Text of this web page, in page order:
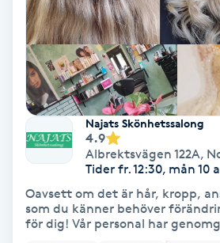
Pedikyr
Pensionärklippning
Permanent
Permanent hårborttagning
Permanent ögonbrynsmakeup
Personal shopper
Najats Skönhetssalong
4.9
Albrektsvägen 122A,
Tider fr. 12:30, mån 10
Oavsett om det är hår, kropp,
som du känner behöver
för dig! Vår personal har genomgått en gedigen